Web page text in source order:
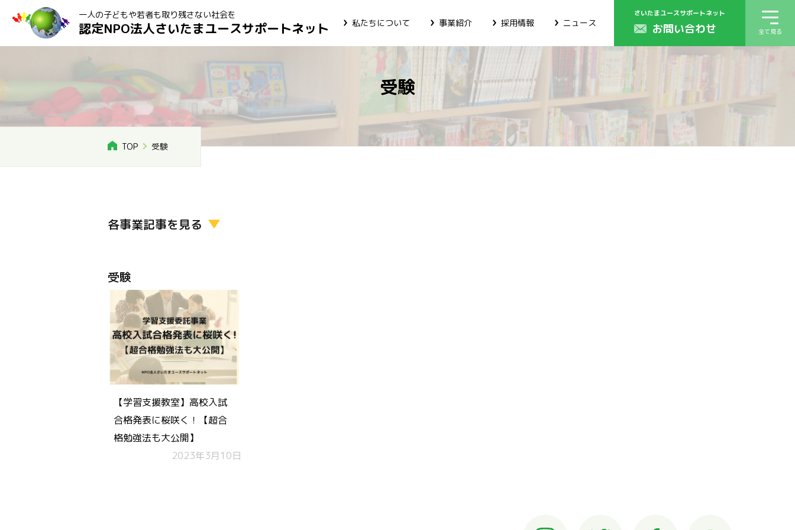
一人の子どもや若者も取り残さない社会を
認定NPO法人さいたまユースサポートネット 私たちについて 事業紹介 採用情報 ニュース
さいたまユースサポートネット
お問い合わせ 全て見る
受験
TOP 受験
各事業記事を見る
受験
【学習支援教室】高校入試
合格発表に桜咲く！【超合
格勉強法も大公開】
2023年3月10日